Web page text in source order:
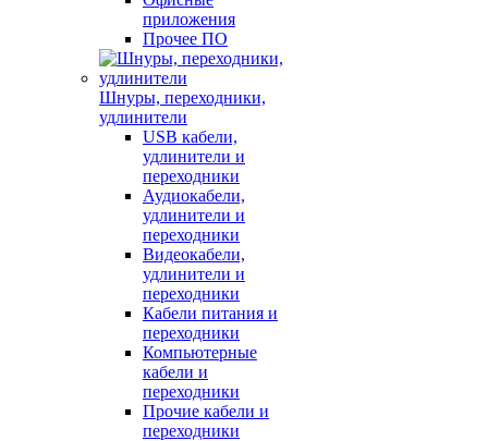
приложения
Прочее ПО
Шнуры, переходники,
удлинители
USB кабели,
удлинители и
переходники
Аудиокабели,
удлинители и
переходники
Видеокабели,
удлинители и
переходники
Кабели питания и
переходники
Компьютерные
кабели и
переходники
Прочие кабели и
переходники